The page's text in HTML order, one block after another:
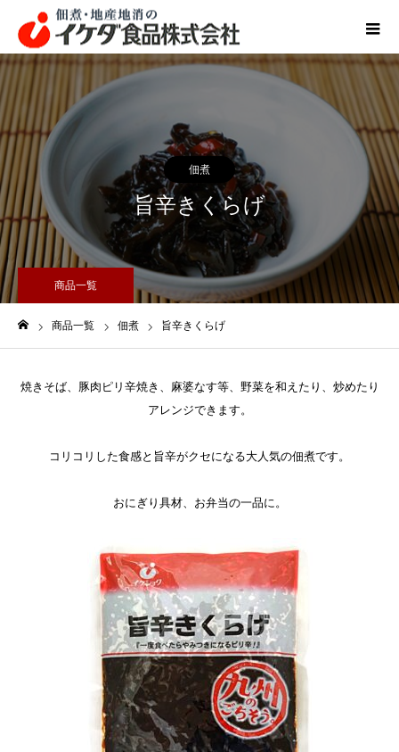
佃煮
旨辛きくらげ
商品一覧
商品一覧 佃煮 旨辛きくらげ
焼きそば、豚肉ピリ辛焼き、麻婆なす等、野菜を和えたり、炒めたり
アレンジできます。
コリコリした食感と旨辛がクセになる大人気の佃煮です。
おにぎり具材、お弁当の一品に。